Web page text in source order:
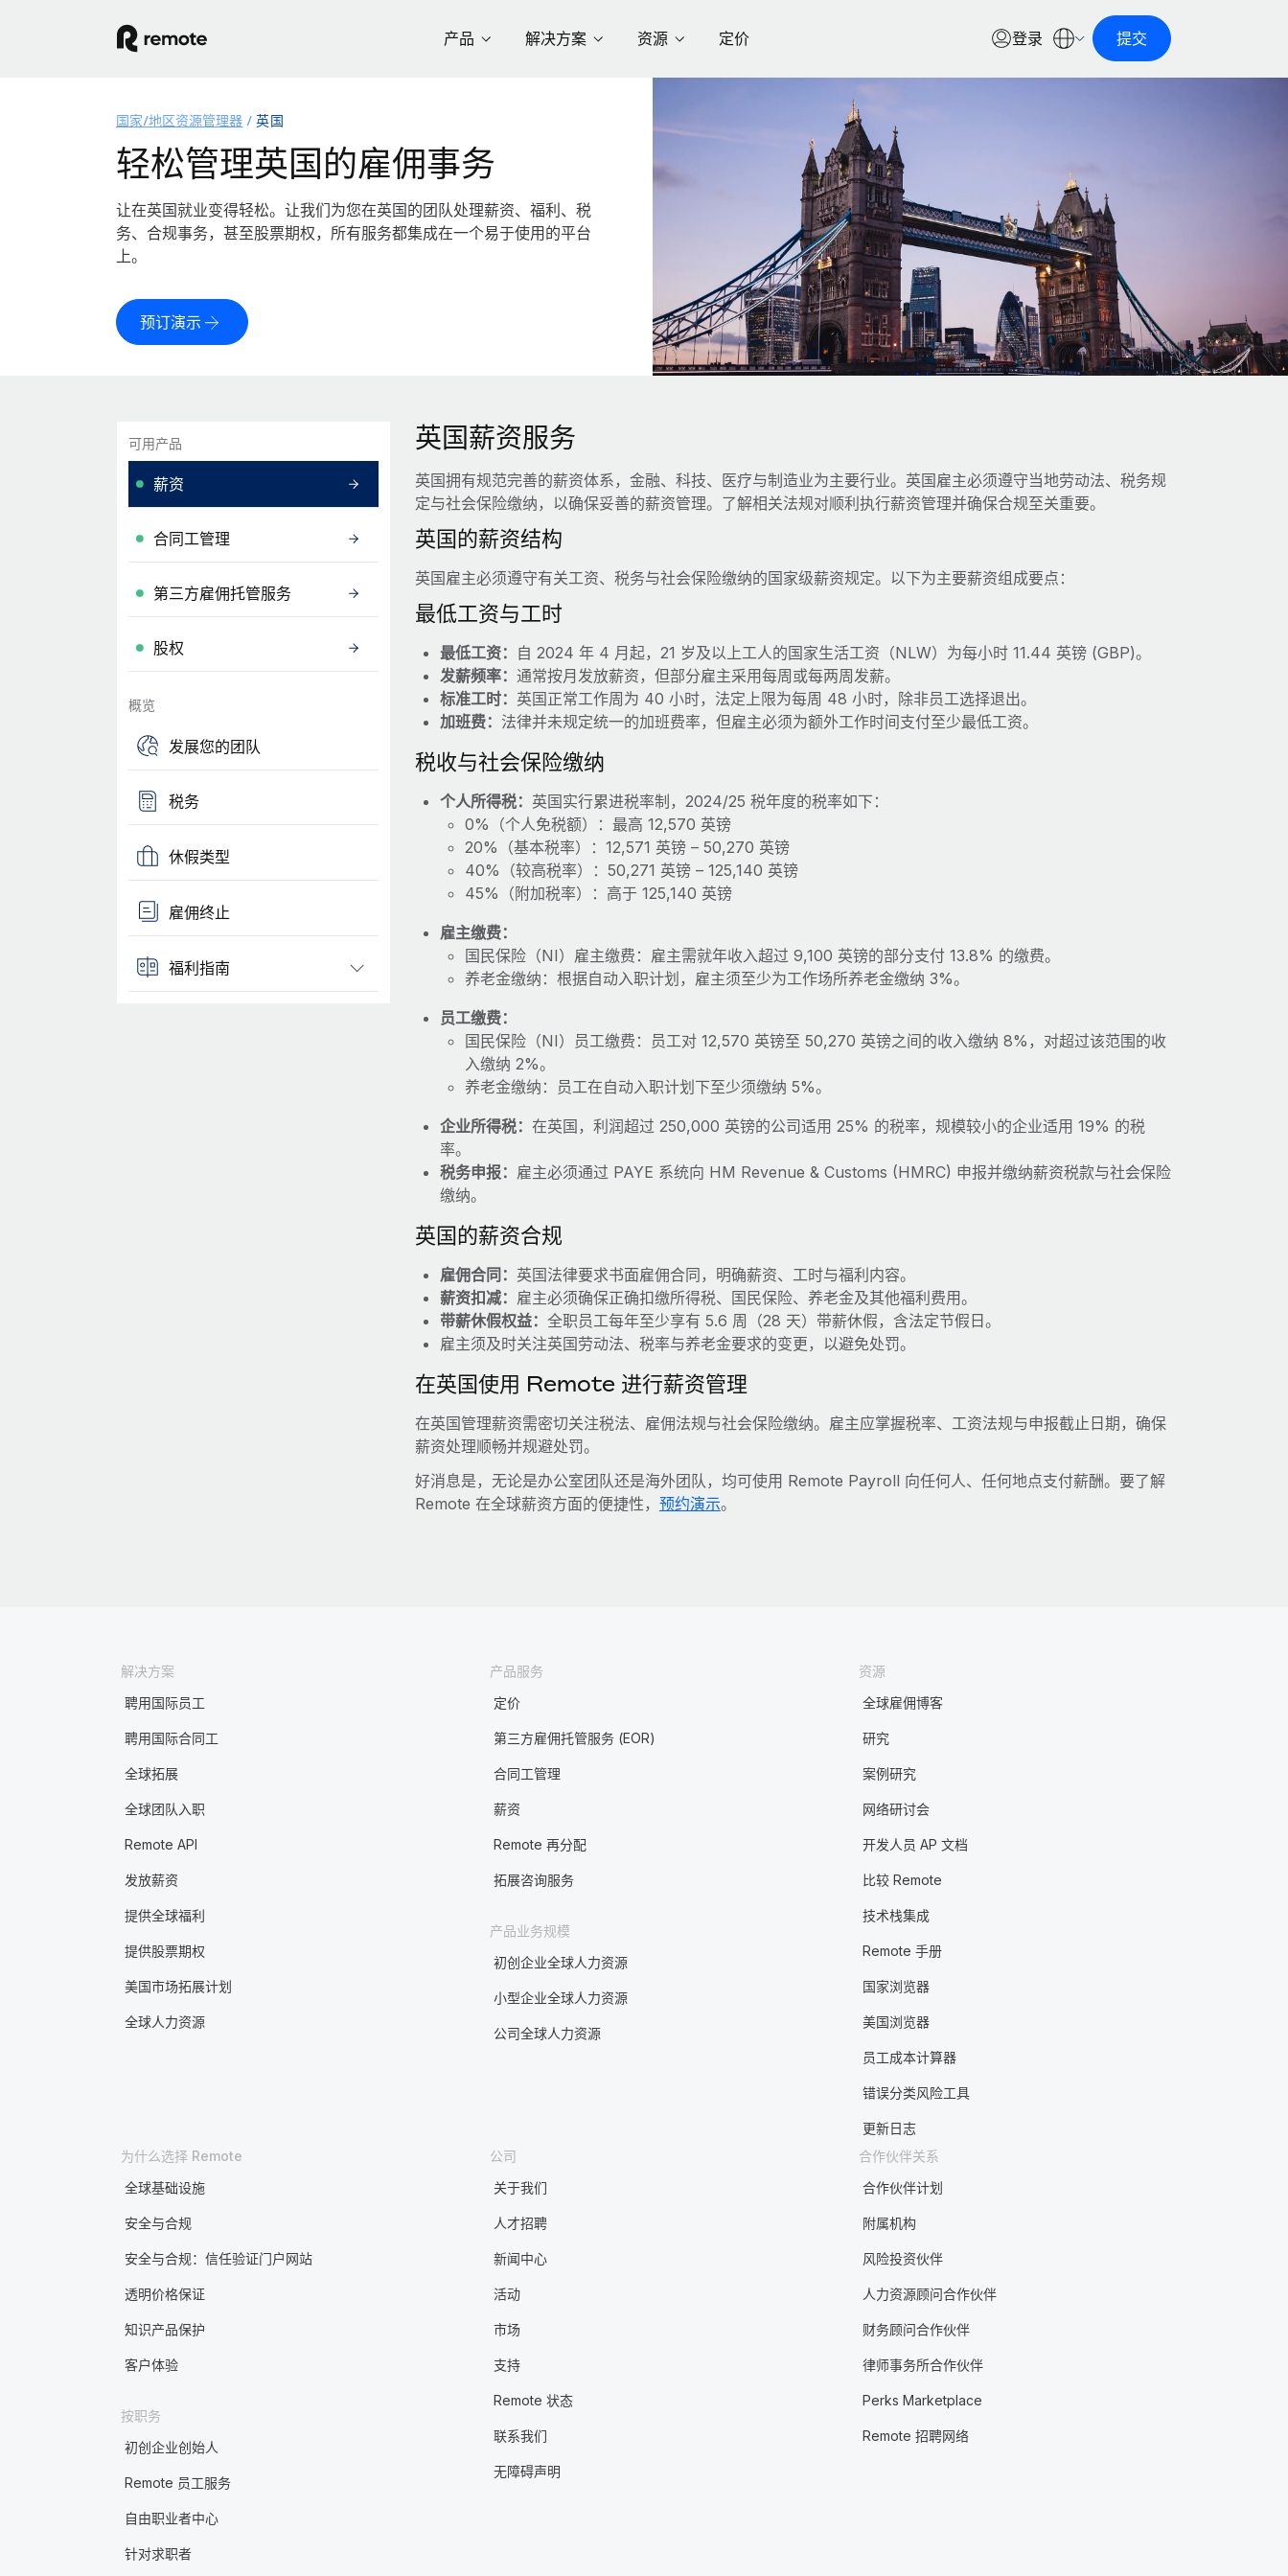
产品 解决方案 资源 定价 登录 提交
国家/地区资源管理器 英国
轻松管理英国的雇佣事务
让在英国就业变得轻松。让我们为您在英国的团队处理薪资、福利、税
务、合规事务，甚至股票期权，所有服务都集成在一个易于使用的平台
上。
预订演示
可用产品
薪资
合同工管理
第三方雇佣托管服务
股权
概览
发展您的团队
税务
休假类型
雇佣终止
福利指南
英国薪资服务
英国拥有规范完善的薪资体系，金融、科技、医疗与制造业为主要行业。英国雇主必须遵守当地劳动法、税务规
定与社会保险缴纳，以确保妥善的薪资管理。了解相关法规对顺利执行薪资管理并确保合规至关重要。
英国的薪资结构
英国雇主必须遵守有关工资、税务与社会保险缴纳的国家级薪资规定。以下为主要薪资组成要点：
最低工资与工时
最低工资： 自 2024 年 4 月起，21 岁及以上工人的国家生活工资（NLW）为每小时 11.44 英镑 (GBP)。
发薪频率： 通常按月发放薪资，但部分雇主采用每周或每两周发薪。
标准工时： 英国正常工作周为 40 小时，法定上限为每周 48 小时，除非员工选择退出。
加班费： 法律并未规定统一的加班费率，但雇主必须为额外工作时间支付至少最低工资。
税收与社会保险缴纳
个人所得税： 英国实行累进税率制，2024/25 税年度的税率如下：
0%（个人免税额）：最高 12,570 英镑
20%（基本税率）：12,571 英镑 – 50,270 英镑
40%（较高税率）：50,271 英镑 – 125,140 英镑
45%（附加税率）：高于 125,140 英镑
雇主缴费：
国民保险（NI）雇主缴费：雇主需就年收入超过 9,100 英镑的部分支付 13.8% 的缴费。
养老金缴纳：根据自动入职计划，雇主须至少为工作场所养老金缴纳 3%。
员工缴费：
国民保险（NI）员工缴费：员工对 12,570 英镑至 50,270 英镑之间的收入缴纳 8%，对超过该范围的收
入缴纳 2%。
养老金缴纳：员工在自动入职计划下至少须缴纳 5%。
企业所得税： 在英国，利润超过 250,000 英镑的公司适用 25% 的税率，规模较小的企业适用 19% 的税
率。
税务申报： 雇主必须通过 PAYE 系统向 HM Revenue & Customs (HMRC) 申报并缴纳薪资税款与社会保险
缴纳。
英国的薪资合规
雇佣合同： 英国法律要求书面雇佣合同，明确薪资、工时与福利内容。
薪资扣减： 雇主必须确保正确扣缴所得税、国民保险、养老金及其他福利费用。
带薪休假权益： 全职员工每年至少享有 5.6 周（28 天）带薪休假，含法定节假日。
雇主须及时关注英国劳动法、税率与养老金要求的变更，以避免处罚。
在英国使用 Remote 进行薪资管理
在英国管理薪资需密切关注税法、雇佣法规与社会保险缴纳。雇主应掌握税率、工资法规与申报截止日期，确保
薪资处理顺畅并规避处罚。
好消息是，无论是办公室团队还是海外团队，均可使用 Remote Payroll 向任何人、任何地点支付薪酬。要了解
Remote 在全球薪资方面的便捷性， 预约演示。
解决方案
聘用国际员工
聘用国际合同工
全球拓展
全球团队入职
Remote API
发放薪资
提供全球福利
提供股票期权
美国市场拓展计划
全球人力资源
产品服务
定价
第三方雇佣托管服务 (EOR)
合同工管理
薪资
Remote 再分配
拓展咨询服务
产品业务规模
初创企业全球人力资源
小型企业全球人力资源
公司全球人力资源
资源
全球雇佣博客
研究
案例研究
网络研讨会
开发人员 AP 文档
比较 Remote
技术栈集成
Remote 手册
国家浏览器
美国浏览器
员工成本计算器
错误分类风险工具
更新日志
为什么选择 Remote
全球基础设施
安全与合规
安全与合规：信任验证门户网站
透明价格保证
知识产品保护
客户体验
按职务
初创企业创始人
Remote 员工服务
自由职业者中心
针对求职者
公司
关于我们
人才招聘
新闻中心
活动
市场
支持
Remote 状态
联系我们
无障碍声明
合作伙伴关系
合作伙伴计划
附属机构
风险投资伙伴
人力资源顾问合作伙伴
财务顾问合作伙伴
律师事务所合作伙伴
Perks Marketplace
Remote 招聘网络